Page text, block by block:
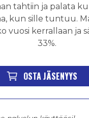
tahtiin ja palata
kun sille tuntuu.
vuosi kerrallaan ja
33%.
OSTA JÄSENYYS